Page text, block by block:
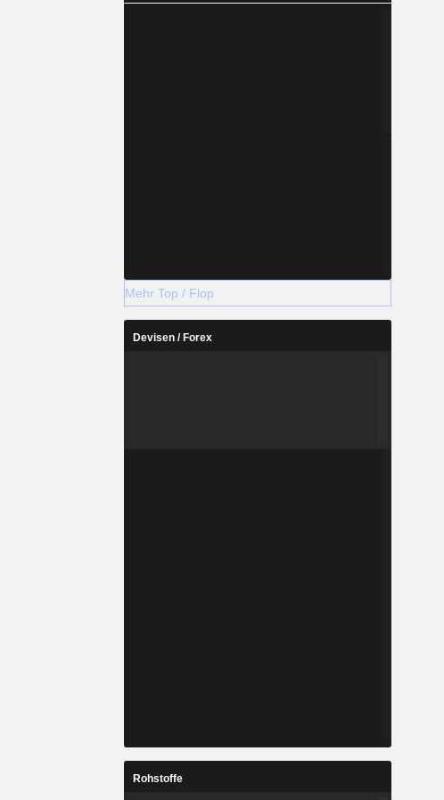
Mehr Top / Flop
Devisen / Forex
Rohstoffe